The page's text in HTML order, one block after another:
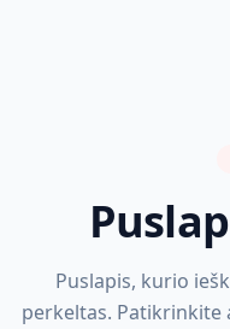
Puslapis, kurio
perkeltas.